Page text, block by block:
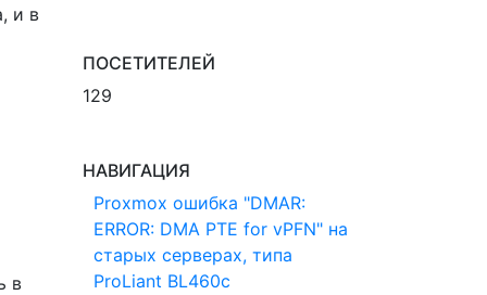
и в
в
ПОСЕТИТЕЛЕЙ
129
НАВИГАЦИЯ
Proxmox ошибка "DMAR:
ERROR: DMA PTE for vPFN" на
старых серверах, типа
ProLiant BL460c